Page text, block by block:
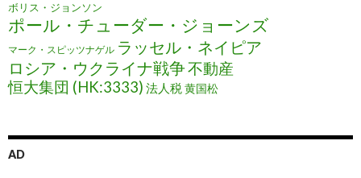
ボリス・ジョンソン
ポール・チューダー・ジョーンズ
マーク・スピッツナゲル ラッセル・ネイピア
ロシア・ウクライナ戦争不動産
恒大集団 (HK:3333) 法人税黄国松
AD